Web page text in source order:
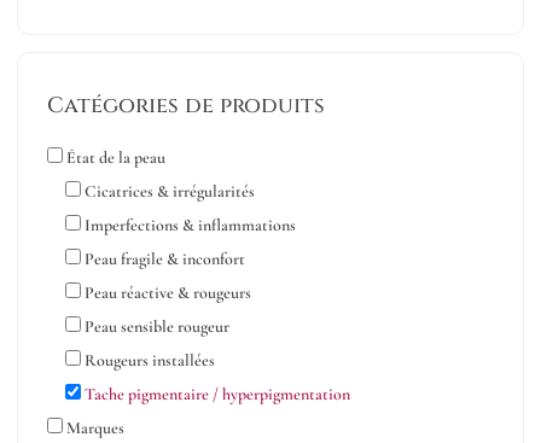
Catégories de produits
État de la peau
Cicatrices & irrégularités
Imperfections & inflammations
Peau fragile & inconfort
Peau réactive & rougeurs
Peau sensible rougeur
Rougeurs installées
Tache pigmentaire / hyperpigmentation
Marques